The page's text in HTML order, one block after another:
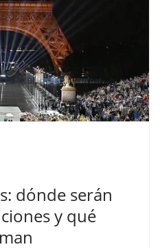
dónde serán
y qué